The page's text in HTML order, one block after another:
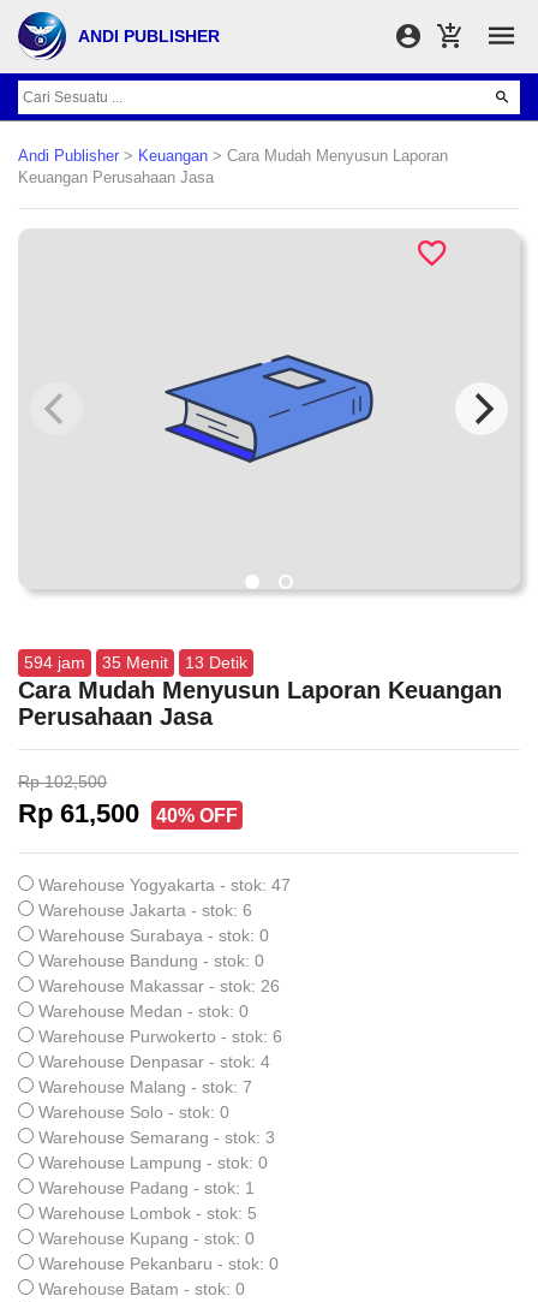
ANDI PUBLISHER
Andi Publisher > Keuangan > Cara Mudah Menyusun Laporan
Keuangan Perusahaan Jasa
594 jam 35 Menit 13 Detik
Cara Mudah Menyusun Laporan Keuangan
Perusahaan Jasa
Rp 102,500
Rp 61,500 40% OFF
Warehouse Yogyakarta - stok: 47
Warehouse Jakarta - stok: 6
Warehouse Surabaya - stok: 0
Warehouse Bandung - stok: 0
Warehouse Makassar - stok: 26
Warehouse Medan - stok: 0
Warehouse Purwokerto - stok: 6
Warehouse Denpasar - stok: 4
Warehouse Malang - stok: 7
Warehouse Solo - stok: 0
Warehouse Semarang - stok: 3
Warehouse Lampung - stok: 0
Warehouse Padang - stok: 1
Warehouse Lombok - stok: 5
Warehouse Kupang - stok: 0
Warehouse Pekanbaru - stok: 0
Warehouse Batam - stok: 0